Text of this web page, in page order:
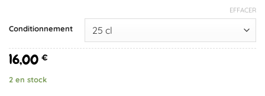
Conditionnement
EFFACER
16,00 €
2 en stock